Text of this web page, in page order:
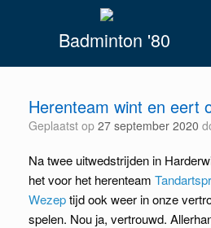
Badminton '80
Herenteam wint en eert
Geplaatst op 27 september 2020
Na twee uitwedstrijden in
het voor het herenteam
Wezeptijd ook weer in onze
spelen. Nou ja, vertrouwd.